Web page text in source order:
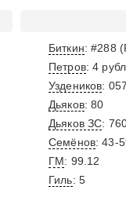
Биткин: #288
Петров: 4
Уздеников:
Дьяков: 80
Дьяков ЗС:
Семёнов: 43-
ГМ: 99.12
Гиль: 5